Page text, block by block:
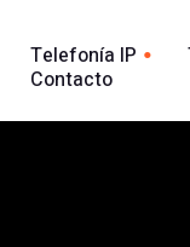
Telefonía IP
Análisis
Contacto